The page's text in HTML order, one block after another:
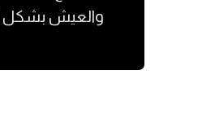
والعيش بشكل